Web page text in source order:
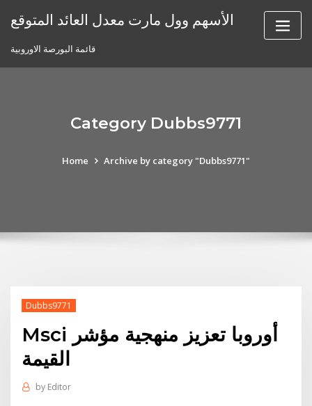
الأسهم وول مارت معدل العائد المتوقع
قائمة البورصة الاوروبية
Category Dubbs9771
Home Archive by category "Dubbs9771"
Dubbs9771
Msci أوروبا تعزيز منهجية مؤشر
القيمة
by Editor